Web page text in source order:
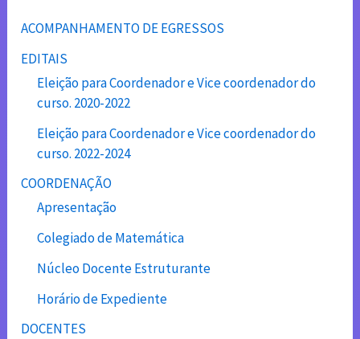
ACOMPANHAMENTO DE EGRESSOS
EDITAIS
Eleição para Coordenador e Vice coordenador do
curso. 2020-2022
Eleição para Coordenador e Vice coordenador do
curso. 2022-2024
COORDENAÇÃO
Apresentação
Colegiado de Matemática
Núcleo Docente Estruturante
Horário de Expediente
DOCENTES